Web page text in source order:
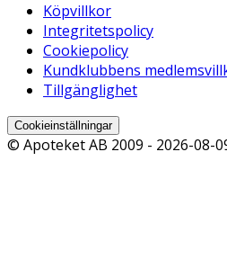
Köpvillkor
Integritetspolicy
Cookiepolicy
Kundklubbens
Tillgänglighet
Cookieinställningar
© Apoteket AB 2009 - 2026-08-